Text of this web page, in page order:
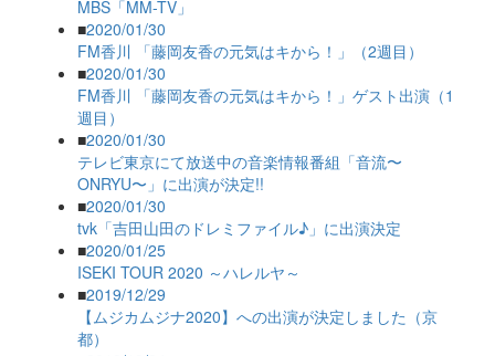
MBS「MM-TV」
■2020/01/30
FM香川 「藤岡友香の元気はキから！」（2週目）
■2020/01/30
FM香川 「藤岡友香の元気はキから！」ゲスト出演（1
週目）
■2020/01/30
テレビ東京にて放送中の音楽情報番組「音流〜
ONRYU〜」に出演が決定!!
■2020/01/30
tvk「吉田山田のドレミファイル♪」に出演決定
■2020/01/25
ISEKI TOUR 2020 ～ハレルヤ～
■2019/12/29
【ムジカムジナ2020】への出演が決定しました（京
都）